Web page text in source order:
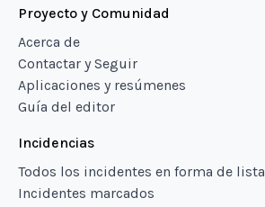
Proyecto y Comunidad
Acerca de
Contactar y Seguir
Aplicaciones y resúmenes
Guía del editor
Incidencias
Todos los incidentes en forma de lista
Incidentes marcados